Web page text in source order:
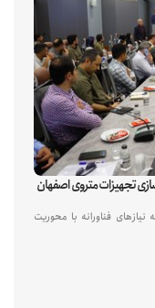
تجهیزات متروی اصفهان
فناورانه با محوریت